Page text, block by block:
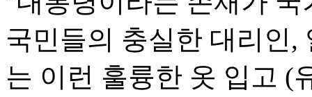
국민들의 충실한 대리인,
는 이런 훌륭한 옷 입고 (